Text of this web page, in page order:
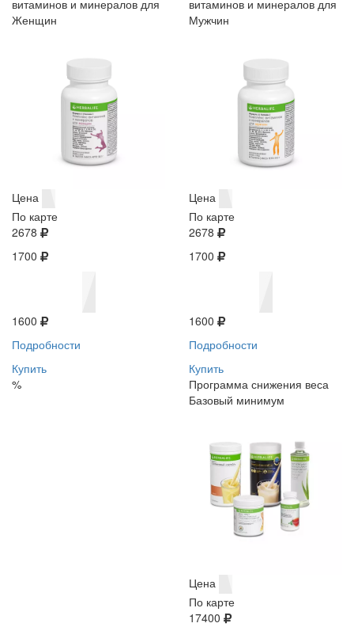
витаминов и минералов для
Женщин
Цена
По карте
2678
1700
1600
Подробности
Купить
%
витаминов и минералов для
Мужчин
Цена
По карте
2678
1700
1600
Подробности
Купить
Программа снижения веса
Базовый минимум
Цена
По карте
17400